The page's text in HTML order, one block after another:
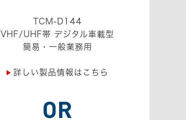
TCM-D144
VHF/UHF帯 デジタル車載型
簡易・一般業務用
詳しい製品情報はこちら